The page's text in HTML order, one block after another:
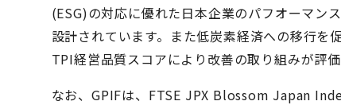
(ESG)の対応に優れた日本企業のパフオーマン
設計されています。また低炭素経済への移行を
TPI経営品質スコアにより改善の取り組みが評
なお、GPIFは、FTSE JPX Blossom Japan